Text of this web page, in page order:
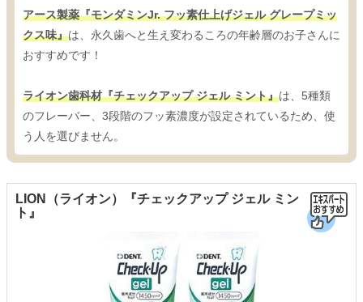
アース製薬『モンダミンJr. フッ素仕上げジェル グレープミッ
クス味』は、永久歯へと生え変わるころの年齢層のお子さんに
おすすめです！
ライオン歯科材『チェックアップ ジェル ミント』は、5種類
のフレーバー、3段階のフッ素濃度が設定されているため、使
う人を選びません。
LION（ライオン）『チェックアップ ジェル ミン
ト』